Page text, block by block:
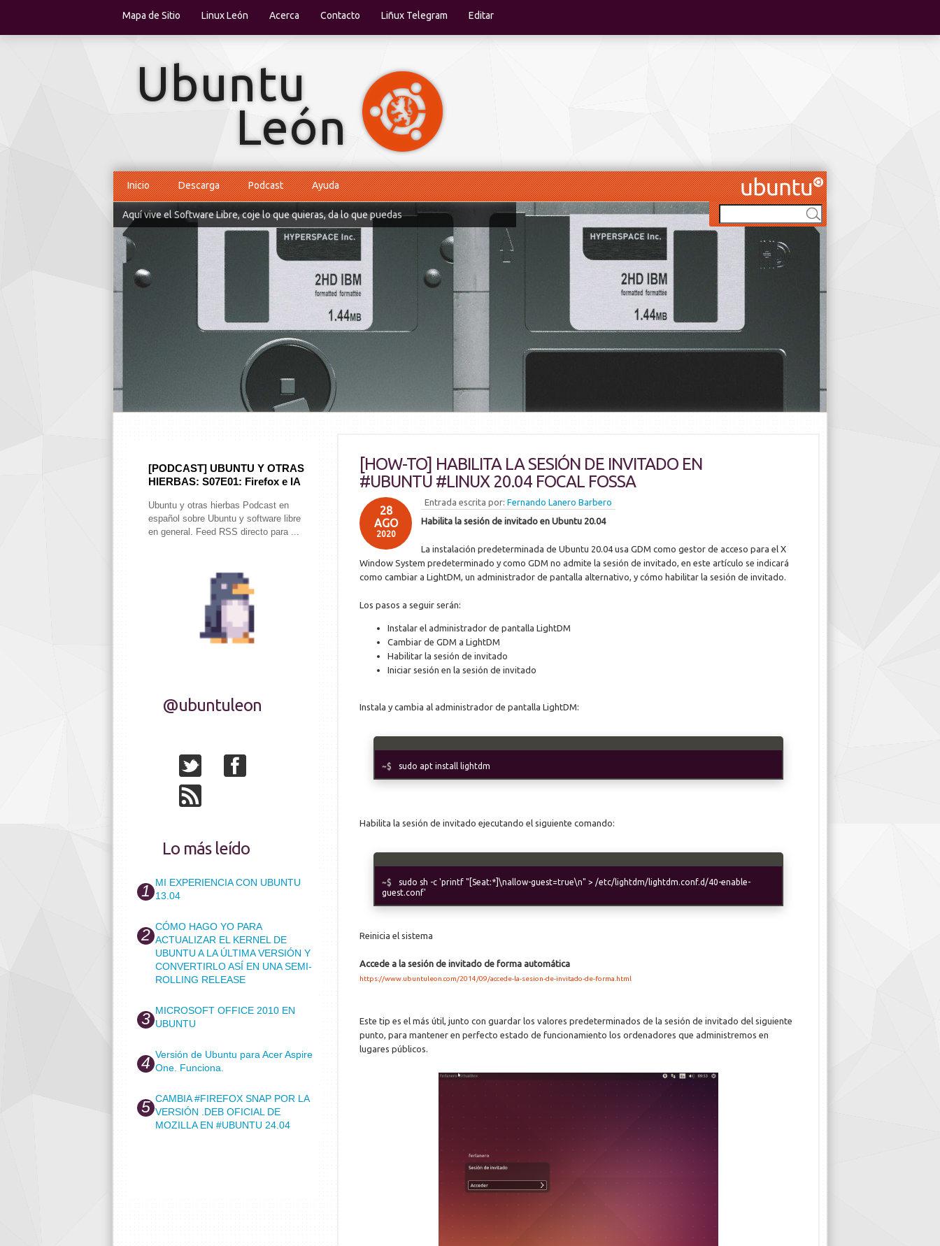
Mapa de Sitio Linux León Acerca Contacto Liñux Telegram Editar
Inicio Descarga Podcast Ayuda
Aquí vive el Software Libre, coje lo que quieras, da lo que puedas
[HOW-TO] HABILITA LA SESIÓN DE INVITADO EN
#UBUNTU #LINUX 20.04 FOCAL FOSSA
Entrada escrita por: Fernando Lanero Barbero
28
AGO
2020
Habilita la sesión de invitado en Ubuntu 20.04
La instalación predeterminada de Ubuntu 20.04 usa GDM como gestor de acceso para el X
Window System predeterminado y como GDM no admite la sesión de invitado, en este artículo se indicará
como cambiar a LightDM, un administrador de pantalla alternativo, y cómo habilitar la sesión de invitado.
Los pasos a seguir serán:
Instalar el administrador de pantalla LightDM
Cambiar de GDM a LightDM
Habilitar la sesión de invitado
Iniciar sesión en la sesión de invitado
Instala y cambia al administrador de pantalla LightDM:
sudo apt install lightdm
Habilita la sesión de invitado ejecutando el siguiente comando:
sudo sh -c 'printf "[Seat:*]\nallow-guest=true\n" > /etc/lightdm/lightdm.conf.d/40-enable-
guest.conf'
Reinicia el sistema
Accede a la sesión de invitado de forma automática
https://www.ubuntuleon.com/2014/09/accede-la-sesion-de-invitado-de-forma.html
Este tip es el más útil, junto con guardar los valores predeterminados de la sesión de invitado del siguiente
punto, para mantener en perfecto estado de funcionamiento los ordenadores que administremos en
lugares públicos.
[PODCAST] UBUNTU Y OTRAS
HIERBAS: S07E01: Firefox e IA
Ubuntu y otras hierbas Podcast en
español sobre Ubuntu y software libre
en general. Feed RSS directo para ...
@ubuntuleon
Lo más leído
MI EXPERIENCIA CON UBUNTU
13.04
CÓMO HAGO YO PARA
ACTUALIZAR EL KERNEL DE
UBUNTU A LA ÚLTIMA VERSIÓN Y
CONVERTIRLO ASÍ EN UNA SEMI-
ROLLING RELEASE
MICROSOFT OFFICE 2010 EN
UBUNTU
Versión de Ubuntu para Acer Aspire
One. Funciona.
CAMBIA #FIREFOX SNAP POR LA
VERSIÓN .DEB OFICIAL DE
MOZILLA EN #UBUNTU 24.04